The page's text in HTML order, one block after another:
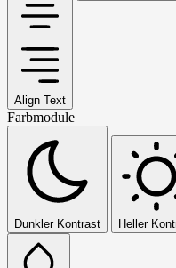
Align Text
Farbmodule
Dunkler Kontrast Heller